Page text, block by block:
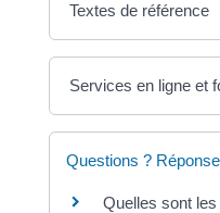
Textes de référence
Services en ligne et
Questions ?
Quelles sont